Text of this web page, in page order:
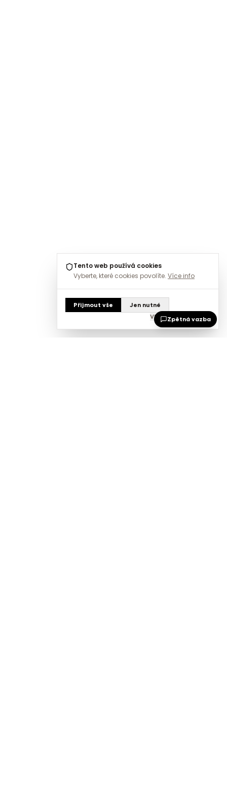
Tento web používá cookies
Vyberte, které cookies povolíte. Více info
Přijmout vše
Jen nutné
Vlastní nastavení
Zpětná vazba